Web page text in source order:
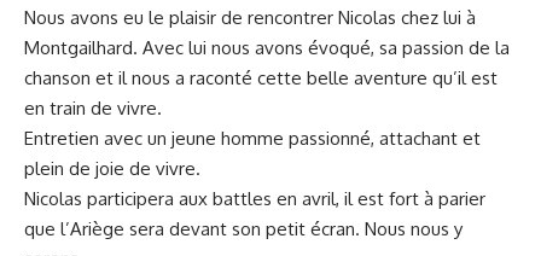
Nous avons eu le plaisir de rencontrer Nicolas chez lui à
Montgailhard. Avec lui nous avons évoqué, sa passion de la
chanson et il nous a raconté cette belle aventure qu’il est
en train de vivre.
Entretien avec un jeune homme passionné, attachant et
plein de joie de vivre.
Nicolas participera aux battles en avril, il est fort à parier
que l’Ariège sera devant son petit écran. Nous nous y